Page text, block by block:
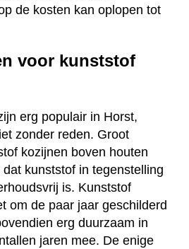
de kosten kan oplopen tot
voor kunststof
erg populair in Horst,
zonder reden. Groot
kozijnen boven houten
kunststof in tegenstelling
is. Kunststof
om de paar jaar geschilderd
erg duurzaam in
jaren mee. De enige